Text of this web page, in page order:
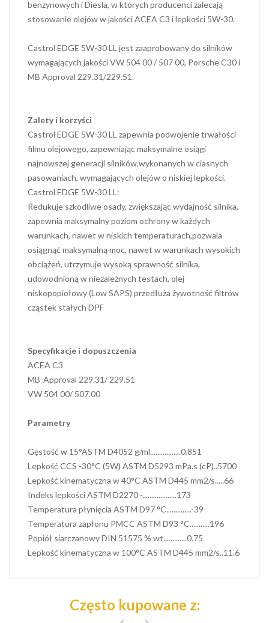
benzynowych i Diesla, w których producenci zalecają
stosowanie olejów w jakości ACEA C3 i lepkości 5W-30.
Castrol EDGE 5W-30 LL jest zaaprobowany do silników
wymagających jakości VW 504 00 / 507 00, Porsche C30 i
MB Approval 229.31/229.51.
Zalety i korzyści
Castrol EDGE 5W-30 LL zapewnia podwojenie trwałości
filmu olejowego, zapewniając maksymalne osiągi
najnowszej generacji silników,wykonanych w ciasnych
pasowaniach, wymagających olejów o niskiej lepkości.
Castrol EDGE 5W-30 LL:
Redukuje szkodliwe osady, zwiększając wydajność silnika,
zapewnia maksymalny poziom ochrony w każdych
warunkach, nawet w niskich temperaturach,pozwala
osiągnąć maksymalną moc, nawet w warunkach wysokich
obciążeń, utrzymuje wysoką sprawność silnika,
udowodnioną w niezależnych testach, olej
niskopopiołowy (Low SAPS) przedłuża żywotność filtrów
cząstek stałych DPF
Specyfikacje i dopuszczenia
ACEA C3
MB-Approval 229.31/ 229.51
VW 504 00/ 507.00
Parametry
Gęstość w 15°ASTM D4052 g/ml.................0.851
Lepkość CCS -30°C (5W) ASTM D5293 mPa.s (cP)..5700
Lepkość kinematyczna w 40°C ASTM D445 mm2/s.....66
Indeks lepkości ASTM D2270 -...................173
Temperatura płynięcia ASTM D97 °C..............-39
Temperatura zapłonu PMCC ASTM D93 °C...........196
Popiół siarczanowy DIN 51575 % wt.............0.75
Lepkość kinematyczna w 100°C ASTM D445 mm2/s..11.6
Często kupowane z: